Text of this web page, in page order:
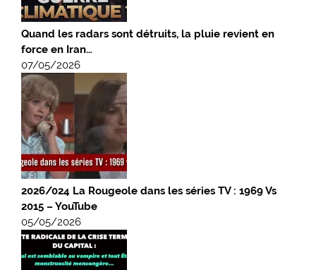
Quand les radars sont détruits, la pluie revient en
force en Iran…
07/05/2026
2026/024 La Rougeole dans les séries TV : 1969 Vs
2015 – YouTube
05/05/2026